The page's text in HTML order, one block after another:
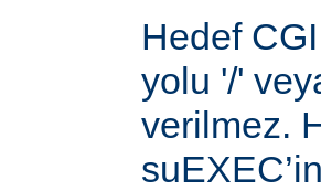
Hedef
yolu '/'
verilmez.